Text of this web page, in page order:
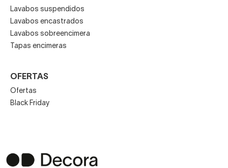
Lavabos suspendidos
Lavabos encastrados
Lavabos sobreencimera
Tapas encimeras
OFERTAS
Ofertas
Black Friday